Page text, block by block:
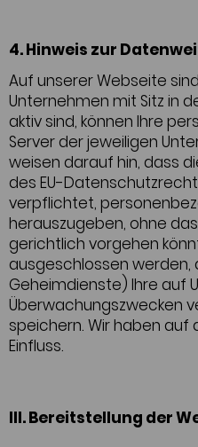
4. Hinweis zur
Auf unserer Webseite
Unternehmen mit Sitz in
aktiv sind, können Ihre
Server der jeweiligen
weisen darauf hin, dass
des EU-
verpflichtet,
herauszugeben, ohne
gerichtlich vorgehen
ausgeschlossen werden,
Geheimdienste) Ihre auf
Überwachungszwecken
speichern. Wir haben
Einfluss.
III. Bereitstellung der